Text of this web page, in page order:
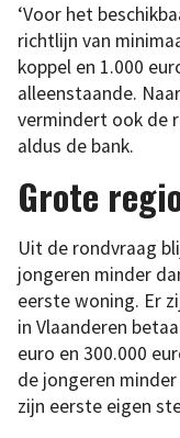
‘Voor het
richtlijn van
koppel en 1.000
alleenstaande.
vermindert ook de
aldus de bank.
Grote
Uit de rondvraag
jongeren minder
eerste woning. Er
in Vlaanderen
euro en 300.000
de jongeren
zijn eerste eigen